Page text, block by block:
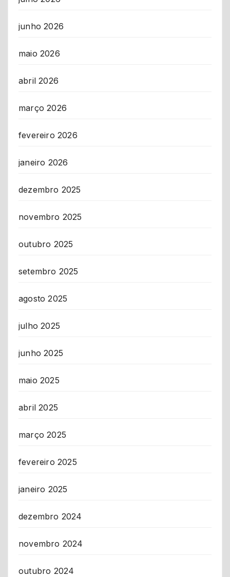
junho 2026
maio 2026
abril 2026
março 2026
fevereiro 2026
janeiro 2026
dezembro 2025
novembro 2025
outubro 2025
setembro 2025
agosto 2025
julho 2025
junho 2025
maio 2025
abril 2025
março 2025
fevereiro 2025
janeiro 2025
dezembro 2024
novembro 2024
outubro 2024